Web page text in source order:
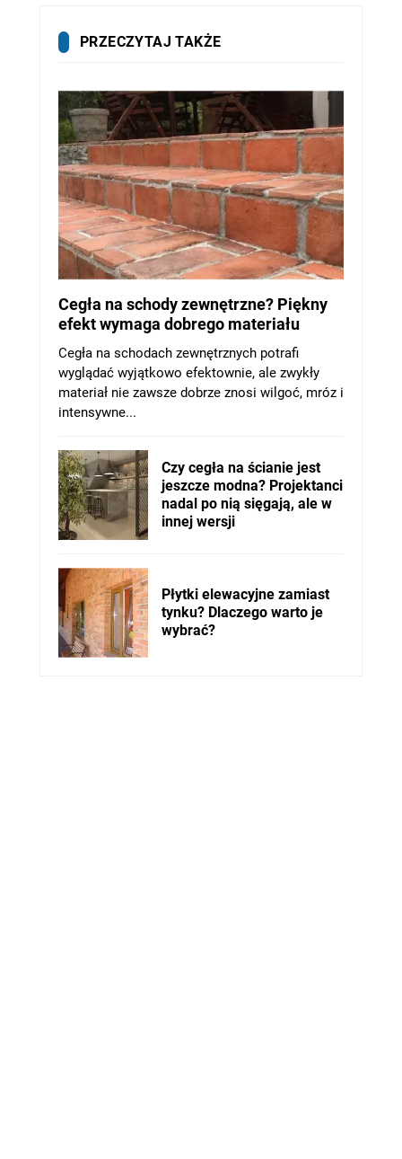
PRZECZYTAJ TAKŻE
Cegła na schody zewnętrzne? Piękny
efekt wymaga dobrego materiału
Cegła na schodach zewnętrznych potrafi
wyglądać wyjątkowo efektownie, ale zwykły
materiał nie zawsze dobrze znosi wilgoć, mróz i
intensywne...
Czy cegła na ścianie jest
jeszcze modna? Projektanci
nadal po nią sięgają, ale w
innej wersji
Płytki elewacyjne zamiast
tynku? Dlaczego warto je
wybrać?